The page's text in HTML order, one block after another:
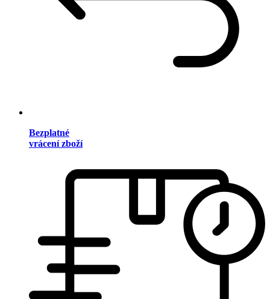
Bezplatné
vrácení zboží